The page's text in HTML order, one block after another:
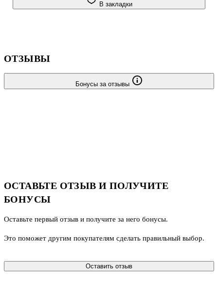
В закладки
ОТЗЫВЫ
Бонусы за отзывы
ОСТАВЬТЕ ОТЗЫВ И ПОЛУЧИТЕ
БОНУСЫ
Оставьте первый отзыв и получите за него бонусы.
Это поможет другим покупателям сделать правильный выбор.
Оставить отзыв